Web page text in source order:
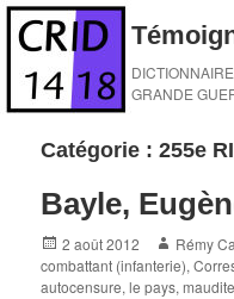
Skip
content
GRANDE
Catégorie :255e RI
Bayle,
Posted
on
2 août 2012 Author
Rémy
combattant (infanterie),
autocensure,le pays,